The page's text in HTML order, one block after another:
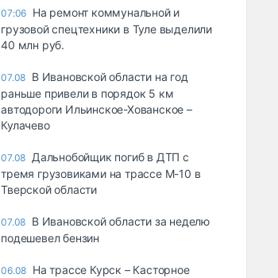
07:06 На ремонт коммунальной и
грузовой спецтехники в Туле выделили
40 млн руб.
07.08 В Ивановской области на год
раньше привели в порядок 5 км
автодороги Ильинское-Хованское –
Кулачево
07.08 Дальнобойщик погиб в ДТП с
тремя грузовиками на трассе М-10 в
Тверской области
07.08 В Ивановской области за неделю
подешевел бензин
06.08 На трассе Курск – Касторное